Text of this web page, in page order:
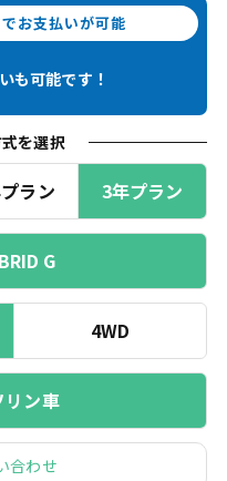
お支払いが可能
も可能です！
を選択
ラン 3年プラン
G
4WD
リン車
合わせ